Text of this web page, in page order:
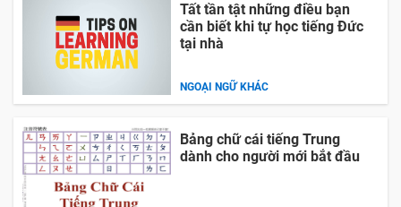
Tất tần tật những điều bạn
cần biết khi tự học tiếng Đức
tại nhà
NGOẠI NGỮ KHÁC
Bảng chữ cái tiếng Trung
dành cho người mới bắt đầu